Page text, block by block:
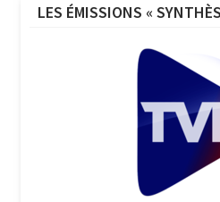
LES ÉMISSIONS «